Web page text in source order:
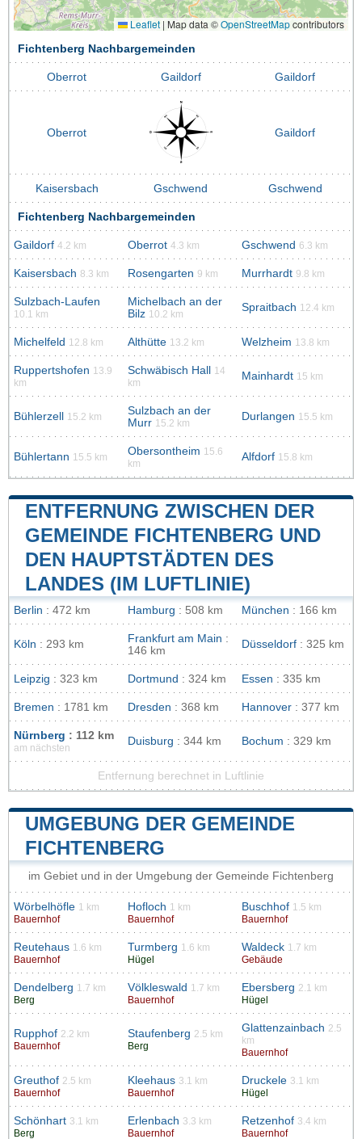
Leaflet | Map data ©OpenStreetMapcontributors
Fichtenberg Nachbargemeinden
Oberrot Gaildorf Gaildorf
Oberrot Gaildorf
Kaisersbach Gschwend Gschwend
Fichtenberg Nachbargemeinden
Gaildorf 4.2 km Oberrot 4.3 km Gschwend 6.3 km
Kaisersbach 8.3 km Rosengarten 9 km Murrhardt 9.8 km
Sulzbach-Laufen
10.1 km
Michelbach an der
Bilz 10.2 km
Spraitbach 12.4 km
Michelfeld 12.8 km Althütte 13.2 km Welzheim 13.8 km
Ruppertshofen 13.9
km
Schwäbisch Hall
14
km
Mainhardt 15 km
Bühlerzell 15.2 km
Sulzbach an der
Murr 15.2 km
Durlangen 15.5 km
Bühlertann 15.5 km Obersontheim 15.6
km
Alfdorf 15.8 km
ENTFERNUNG ZWISCHEN DER
GEMEINDE FICHTENBERG UND
DEN HAUPTSTÄDTEN DES
LANDES (IM LUFTLINIE)
Berlin : 472 km Hamburg : 508 km München : 166 km
Köln : 293 km Frankfurt am Main :
146 km
Düsseldorf : 325 km
Leipzig : 323 km Dortmund : 324 km Essen : 335 km
Bremen : 1781 km Dresden : 368 km Hannover : 377 km
Nürnberg : 112 km
am nächsten
Duisburg : 344 km Bochum : 329 km
Entfernung berechnet in Luftlinie
UMGEBUNG DER GEMEINDE
FICHTENBERG
im Gebiet und in der Umgebung der Gemeinde Fichtenberg
Wörbelhöfle 1 km
Bauernhof
Hofloch 1 km
Bauernhof
Buschhof 1.5 km
Bauernhof
Reutehaus 1.6 km
Bauernhof
Turmberg 1.6 km
Hügel
Waldeck 1.7 km
Gebäude
Dendelberg 1.7 km
Berg
Völkleswald 1.7 km
Bauernhof
Ebersberg 2.1 km
Hügel
Rupphof 2.2 km
Bauernhof
Staufenberg 2.5 km
Berg
Glattenzainbach 2.5
km
Bauernhof
Greuthof 2.5 km
Bauernhof
Kleehaus 3.1 km
Bauernhof
Druckele 3.1 km
Hügel
Schönhart 3.1 km
Berg
Erlenbach 3.3 km
Bauernhof
Retzenhof 3.4 km
Bauernhof